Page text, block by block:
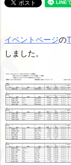
イベントページの
しました。